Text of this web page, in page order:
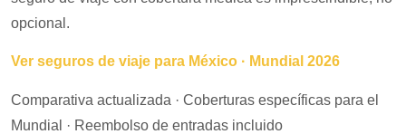
opcional.
Ver seguros de viaje para México · Mundial 2026
Comparativa actualizada · Coberturas específicas para el
Mundial · Reembolso de entradas incluido